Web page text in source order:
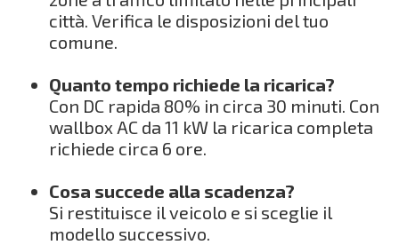
città. Verifica le disposizioni del tuo
comune.
Quanto tempo richiede la ricarica?
Con DC rapida 80% in circa 30 minuti. Con
wallbox AC da 11 kW la ricarica completa
richiede circa 6 ore.
Cosa succede alla scadenza?
Si restituisce il veicolo e si sceglie il
modello successivo.